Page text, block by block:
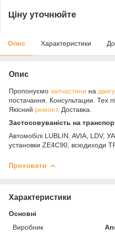
Ціну уточнюйте
Опис Характеристики
Опис
Пропонуємо запчастини на
постачання. Консультации. Тех
Якісний ремонт. Доставка.
Застосовуваність на
Автомобілі LUBLIN, AVIA, LDV,
установки ZE4C90, всюдиходи
Приховати
Характеристики
Основні
Виробник